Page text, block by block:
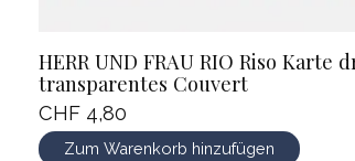
HERR UND FRAU RIO Riso Karte
transparentes Couvert
CHF 4,80
Zum Warenkorb hinzufügen